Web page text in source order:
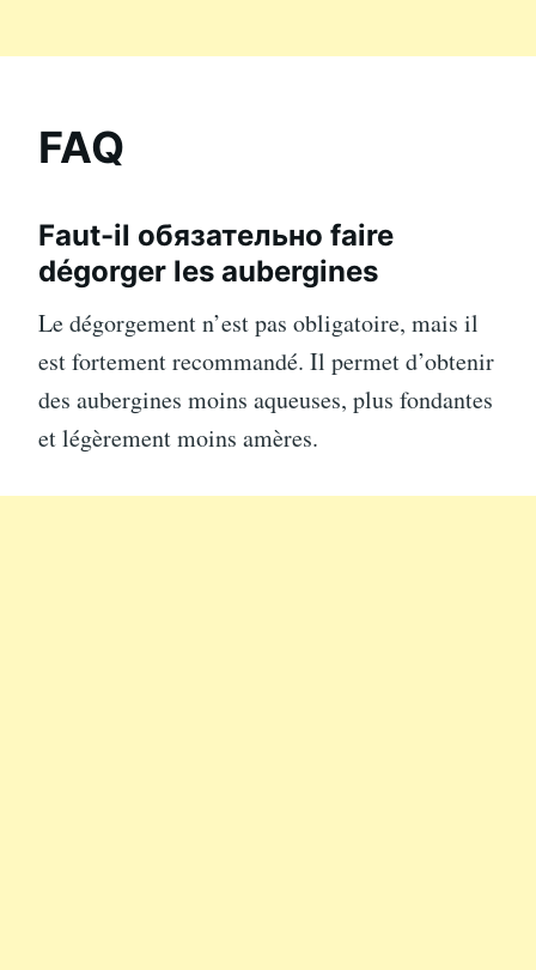
FAQ
Faut-il обязательно faire
dégorger les aubergines
Le dégorgement n’est pas obligatoire, mais il
est fortement recommandé. Il permet d’obtenir
des aubergines moins aqueuses, plus fondantes
et légèrement moins amères.